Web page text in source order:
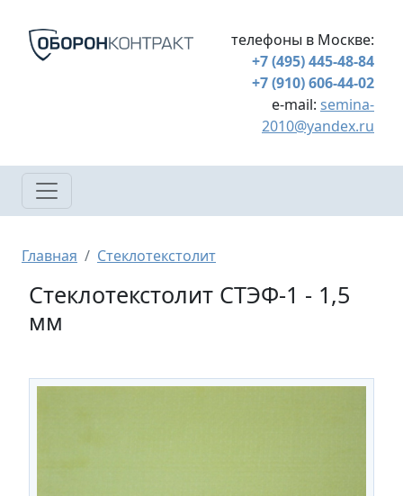
телефоны в Москве:
+7 (495) 445-48-84
+7 (910) 606-44-02
e-mail: semina-
2010@yandex.ru
Строка навигации
Главная Стеклотекстолит
Стеклотекстолит СТЭФ-1 - 1,5
мм